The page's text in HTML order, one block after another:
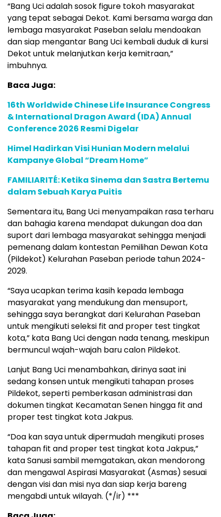
“Bang Uci adalah sosok figure tokoh masyarakat
yang tepat sebagai Dekot. Kami bersama warga dan
lembaga masyarakat Paseban selalu mendoakan
dan siap mengantar Bang Uci kembali duduk di kursi
Dekot untuk melanjutkan kerja kemitraan,”
imbuhnya.
Baca Juga:
16th Worldwide Chinese Life Insurance Congress
& International Dragon Award (IDA) Annual
Conference 2026 Resmi Digelar
Himel Hadirkan Visi Hunian Modern melalui
Kampanye Global “Dream Home”
FAMILIARITÉ: Ketika Sinema dan Sastra Bertemu
dalam Sebuah Karya Puitis
Sementara itu, Bang Uci menyampaikan rasa terharu
dan bahagia karena mendapat dukungan doa dan
suport dari lembaga masyarakat sehingga menjadi
pemenang dalam kontestan Pemilihan Dewan Kota
(Pildekot) Kelurahan Paseban periode tahun 2024-
2029.
“Saya ucapkan terima kasih kepada lembaga
masyarakat yang mendukung dan mensuport,
sehingga saya berangkat dari Kelurahan Paseban
untuk mengikuti seleksi fit and proper test tingkat
kota,” kata Bang Uci dengan nada tenang, meskipun
bermuncul wajah-wajah baru calon Pildekot.
Lanjut Bang Uci menambahkan, dirinya saat ini
sedang konsen untuk mengikuti tahapan proses
Pildekot, seperti pemberkasan administrasi dan
dokumen tingkat Kecamatan Senen hingga fit and
proper test tingkat kota Jakpus.
“Doa kan saya untuk dipermudah mengikuti proses
tahapan fit and proper test tingkat kota Jakpus,”
kata Sanusi sambil memgatakan, akan mendorong
dan mengawal Aspirasi Masyarakat (Asmas) sesuai
dengan visi dan misi nya dan siap kerja bareng
mengabdi untuk wilayah. (*/ir) ***